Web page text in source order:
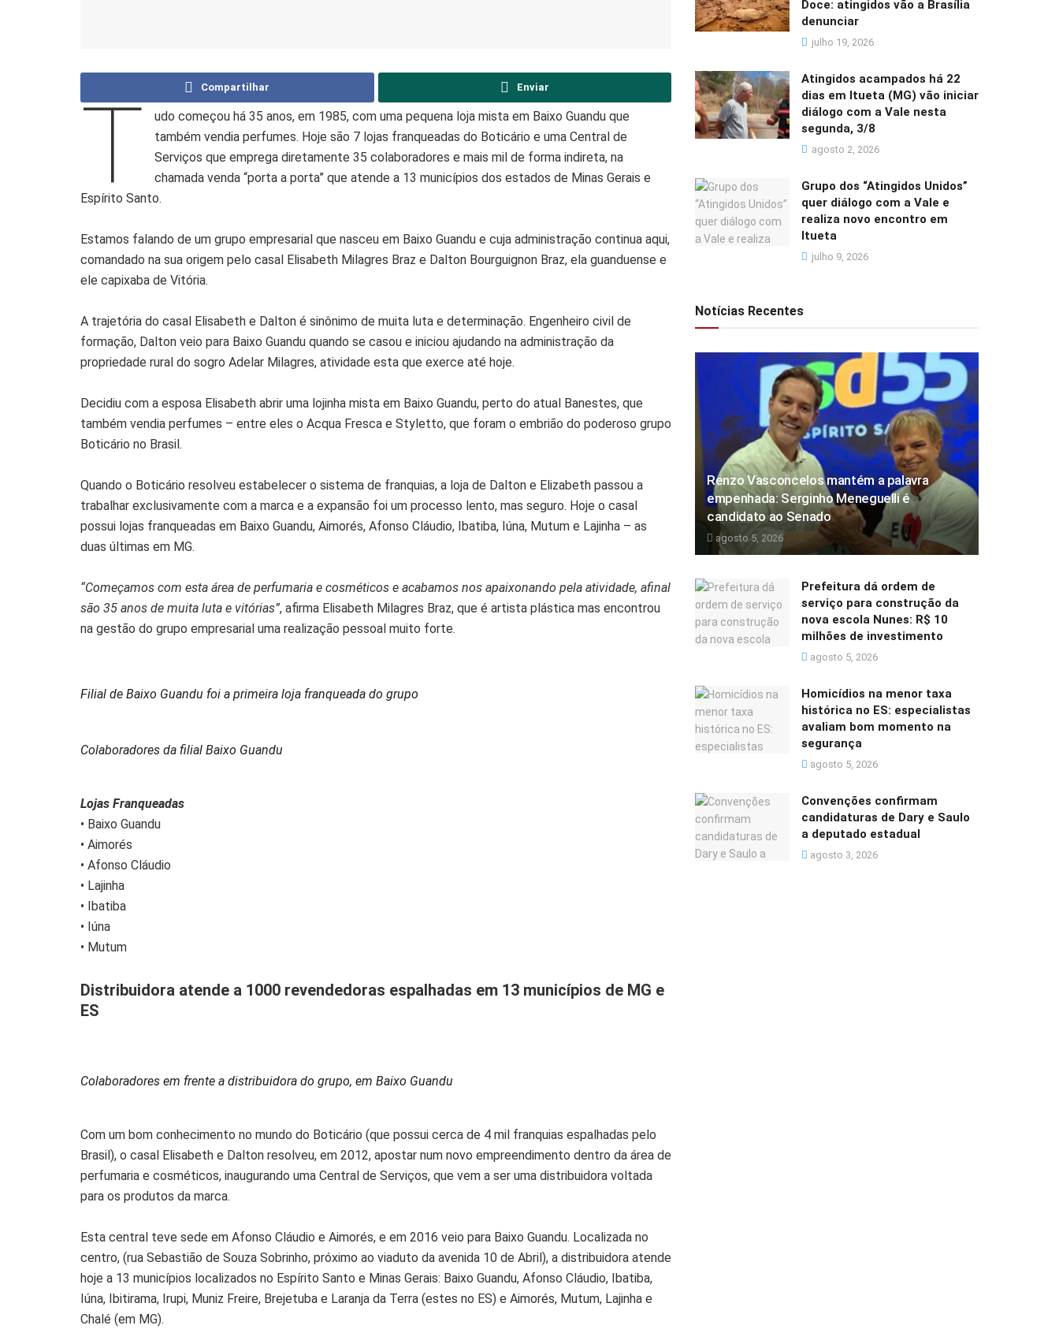
Compartilhar Enviar
T
udo começou há 35 anos, em 1985, com uma pequena loja mista em Baixo Guandu que
também vendia perfumes. Hoje são 7 lojas franqueadas do Boticário e uma Central de
Serviços que emprega diretamente 35 colaboradores e mais mil de forma indireta, na
chamada venda “porta a porta” que atende a 13 municípios dos estados de Minas Gerais e
Espírito Santo.
Estamos falando de um grupo empresarial que nasceu em Baixo Guandu e cuja administração continua aqui,
comandado na sua origem pelo casal Elisabeth Milagres Braz e Dalton Bourguignon Braz, ela guanduense e
ele capixaba de Vitória.
A trajetória do casal Elisabeth e Dalton é sinônimo de muita luta e determinação. Engenheiro civil de
formação, Dalton veio para Baixo Guandu quando se casou e iniciou ajudando na administração da
propriedade rural do sogro Adelar Milagres, atividade esta que exerce até hoje.
Decidiu com a esposa Elisabeth abrir uma lojinha mista em Baixo Guandu, perto do atual Banestes, que
também vendia perfumes – entre eles o Acqua Fresca e Styletto, que foram o embrião do poderoso grupo
Boticário no Brasil.
Quando o Boticário resolveu estabelecer o sistema de franquias, a loja de Dalton e Elizabeth passou a
trabalhar exclusivamente com a marca e a expansão foi um processo lento, mas seguro. Hoje o casal
possui lojas franqueadas em Baixo Guandu, Aimorés, Afonso Cláudio, Ibatiba, Iúna, Mutum e Lajinha – as
duas últimas em MG.
“Começamos com esta área de perfumaria e cosméticos e acabamos nos apaixonando pela atividade, afinal
são 35 anos de muita luta e vitórias”, afirma Elisabeth Milagres Braz, que é artista plástica mas encontrou
na gestão do grupo empresarial uma realização pessoal muito forte.
Filial de Baixo Guandu foi a primeira loja franqueada do grupo
Colaboradores da filial Baixo Guandu
Lojas Franqueadas
• Baixo Guandu
• Aimorés
• Afonso Cláudio
• Lajinha
• Ibatiba
• Iúna
• Mutum
Distribuidora atende a 1000 revendedoras espalhadas em 13 municípios de MG e
ES
Colaboradores em frente a distribuidora do grupo, em Baixo Guandu
Com um bom conhecimento no mundo do Boticário (que possui cerca de 4 mil franquias espalhadas pelo
Brasil), o casal Elisabeth e Dalton resolveu, em 2012, apostar num novo empreendimento dentro da área de
perfumaria e cosméticos, inaugurando uma Central de Serviços, que vem a ser uma distribuidora voltada
para os produtos da marca.
Esta central teve sede em Afonso Cláudio e Aimorés, e em 2016 veio para Baixo Guandu. Localizada no
centro, (rua Sebastião de Souza Sobrinho, próximo ao viaduto da avenida 10 de Abril), a distribuidora atende
hoje a 13 municípios localizados no Espírito Santo e Minas Gerais: Baixo Guandu, Afonso Cláudio, Ibatiba,
Iúna, Ibitirama, Irupi, Muniz Freire, Brejetuba e Laranja da Terra (estes no ES) e Aimorés, Mutum, Lajinha e
Chalé (em MG).
Doce: atingidos vão a Brasília
denunciar
julho 19, 2026
Atingidos acampados há 22
dias em Itueta (MG) vão iniciar
diálogo com a Vale nesta
segunda, 3/8
agosto 2, 2026
Grupo dos “Atingidos Unidos”
quer diálogo com a Vale e
realiza novo encontro em
Itueta
julho 9, 2026
Notícias Recentes
Renzo Vasconcelos mantém a palavra
empenhada: Serginho Meneguelli é
candidato ao Senado
agosto 5, 2026
Prefeitura dá ordem de
serviço para construção da
nova escola Nunes: R$ 10
milhões de investimento
agosto 5, 2026
Homicídios na menor taxa
histórica no ES: especialistas
avaliam bom momento na
segurança
agosto 5, 2026
Convenções confirmam
candidaturas de Dary e Saulo
a deputado estadual
agosto 3, 2026